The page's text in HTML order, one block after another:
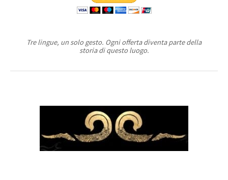
Tre lingue, un solo gesto. Ogni offerta diventa parte della
storia di questo luogo.